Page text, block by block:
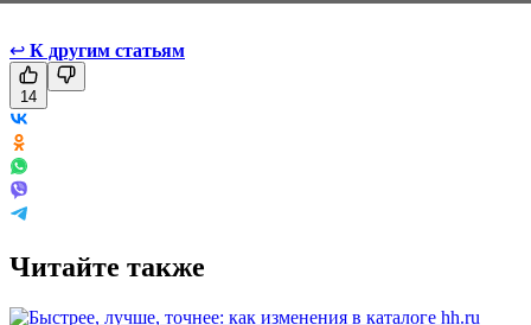
↩ К другим статьям
14
Читайте также